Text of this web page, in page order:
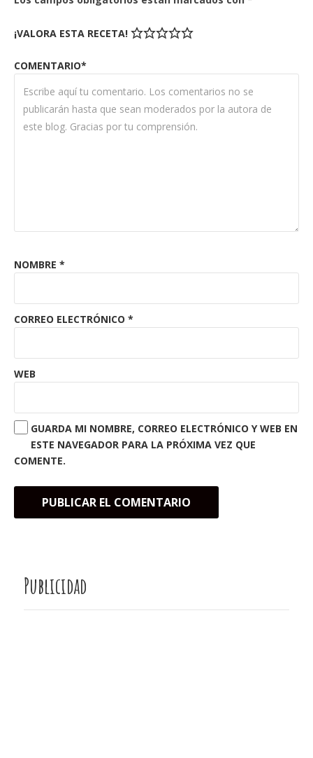
¡VALORA ESTA RECETA!
COMENTARIO*
NOMBRE *
CORREO ELECTRÓNICO *
WEB
GUARDA MI NOMBRE, CORREO ELECTRÓNICO Y WEB EN
ESTE NAVEGADOR PARA LA PRÓXIMA VEZ QUE
COMENTE.
Publicidad